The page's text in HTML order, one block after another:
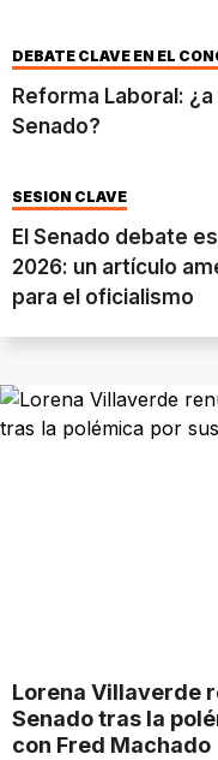
DEBATE CLAVE EN EL
Reforma Laboral:
Senado?
SESIÓN CLAVE
El Senado debate
2026: un artículo
para el oficialismo
Lorena Villaverde
Senado tras la
con Fred Machado